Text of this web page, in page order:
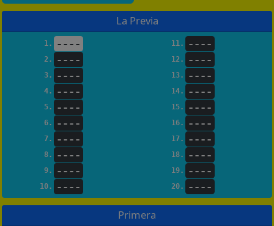
La Previa
1. ---- 11. ----
2. ---- 12. ----
3. ---- 13. ----
4. ---- 14. ----
5. ---- 15. ----
6. ---- 16. ----
7. ---- 17. ----
8. ---- 18. ----
9. ---- 19. ----
10. ---- 20. ----
Primera